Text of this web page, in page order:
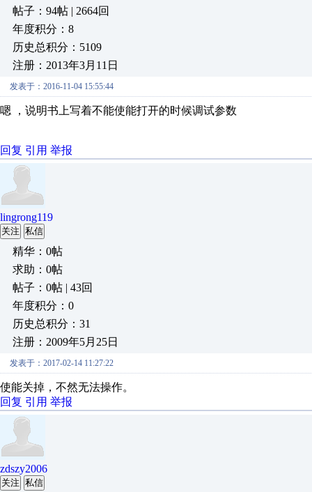
帖子：94帖 | 2664回
年度积分：8
历史总积分：5109
注册：2013年3月11日
发表于：2016-11-04 15:55:44
嗯 ，说明书上写着不能使能打开的时候调试参数
回复 引用 举报
lingrong119
关注 私信
精华：0帖
求助：0帖
帖子：0帖 | 43回
年度积分：0
历史总积分：31
注册：2009年5月25日
发表于：2017-02-14 11:27:22
使能关掉，不然无法操作。
回复 引用 举报
zdszy2006
关注 私信